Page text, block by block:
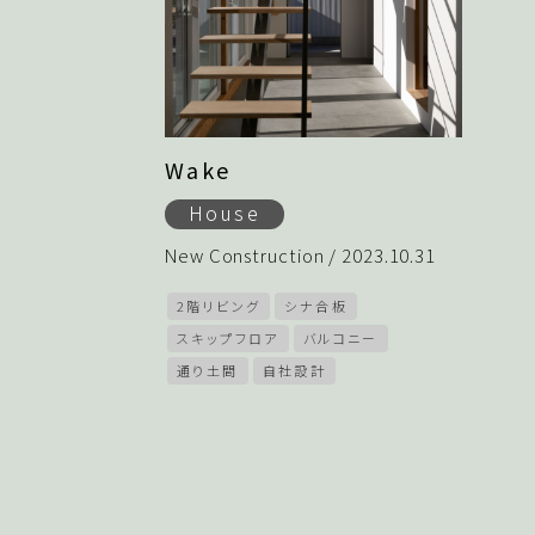
Wake
House
New Construction / 2023.10.31
2階リビング
シナ合板
スキップフロア
バルコニー
通り土間
自社設計